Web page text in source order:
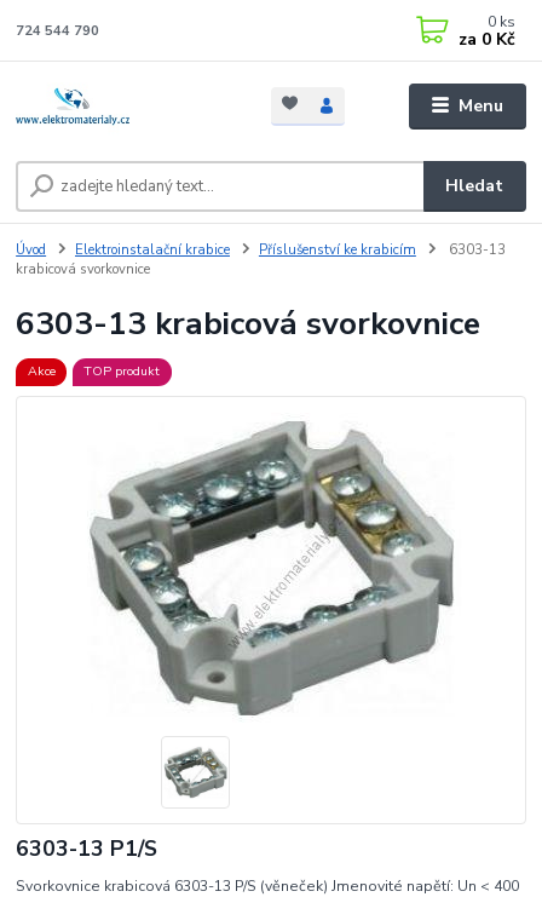
Menu
Hledat
724 544 790 0 ks
za 0 Kč
Úvod Elektroinstalační krabice Příslušenství ke krabicím
6303-13
krabicová svorkovnice
6303-13 krabicová svorkovnice
Akce TOP produkt
6303-13 P1/S
Svorkovnice krabicová 6303-13 P/S (věneček) Jmenovité napětí: Un < 400